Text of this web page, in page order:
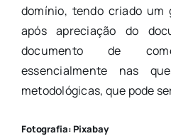
domínio, tendo criado um
após apreciação do
documento de
essencialmente nas
metodológicas, que pode
Fotografia: Pixabay